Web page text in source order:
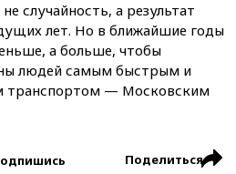
случайность, а результат
лет. Но в ближайшие годы
а больше, чтобы
людей самым быстрым и
транспортом — Московским
Поделиться